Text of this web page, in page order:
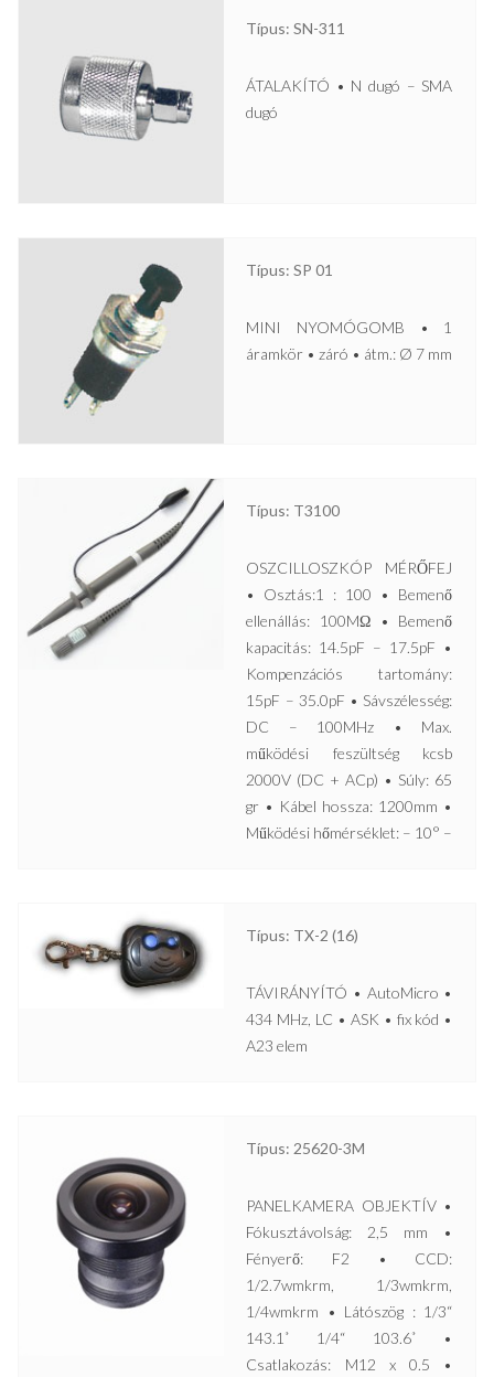
Típus: SN-311
ÁTALAKÍTÓ • N dugó – SMA
dugó
Típus: SP 01
MINI NYOMÓGOMB • 1
áramkör • záró • átm.: Ø 7 mm
Típus: T3100
OSZCILLOSZKÓP MÉRŐFEJ
• Osztás:1 : 100 • Bemenő
ellenállás: 100MΩ • Bemenő
kapacitás: 14.5pF – 17.5pF •
Kompenzációs tartomány:
15pF – 35.0pF • Sávszélesség:
DC – 100MHz • Max.
működési feszültség kcsb
2000V (DC + ACp) • Súly: 65
gr • Kábel hossza: 1200mm •
Működési hőmérséklet: – 10° –
Típus: TX-2 (16)
TÁVIRÁNYÍTÓ • AutoMicro •
434 MHz, LC • ASK • fix kód •
A23 elem
Típus: 25620-3M
PANELKAMERA OBJEKTÍV •
Fókusztávolság: 2,5 mm •
Fényerő: F2 • CCD:
1/2.7wmkrm, 1/3wmkrm,
1/4wmkrm • Látószög : 1/3“
143.1˚ 1/4“ 103.6˚ •
Csatlakozás: M12 x 0.5 •